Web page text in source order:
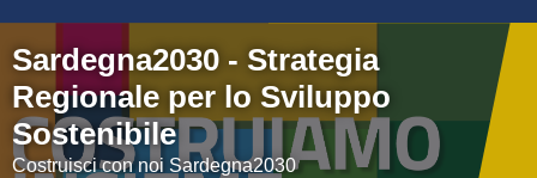
Sardegna2030 - Strategia
Regionale per lo Sviluppo
Sostenibile
Costruisci con noi Sardegna2030